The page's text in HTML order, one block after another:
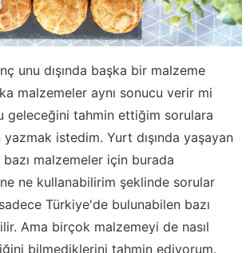
unu dışında başka bir malzeme
malzemeler aynı sonucu verir mi
geleceğini tahmin ettiğim sorulara
yazmak istedim. Yurt dışında yaşayan
malzemeler için burada
ne kullanabilirim şeklinde sorular
Türkiye'de bulunabilen bazı
Ama birçok malzemeyi de nasıl
bilmediklerini tahmin ediyorum.